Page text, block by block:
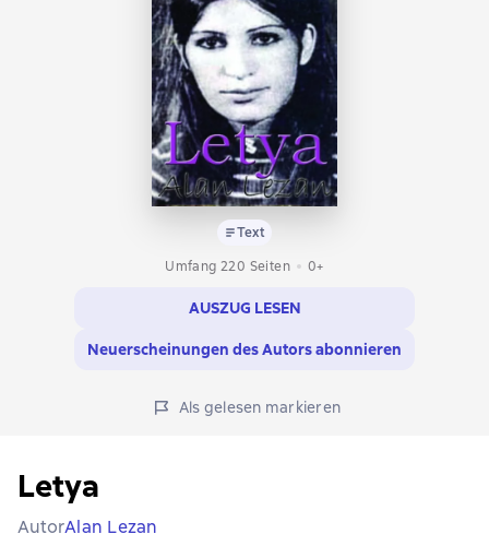
Text
Umfang 220 Seiten
0+
AUSZUG LESEN
Neuerscheinungen des Autors abonnieren
Als gelesen markieren
Letya
AutorAlan Lezan